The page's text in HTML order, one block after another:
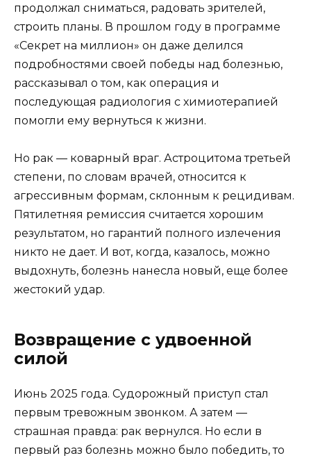
продолжал сниматься, радовать зрителей,
строить планы. В прошлом году в программе
«Секрет на миллион» он даже делился
подробностями своей победы над болезнью,
рассказывал о том, как операция и
последующая радиология с химиотерапией
помогли ему вернуться к жизни.
Но рак — коварный враг. Астроцитома третьей
степени, по словам врачей, относится к
агрессивным формам, склонным к рецидивам.
Пятилетняя ремиссия считается хорошим
результатом, но гарантий полного излечения
никто не дает. И вот, когда, казалось, можно
выдохнуть, болезнь нанесла новый, еще более
жестокий удар.
Возвращение с удвоенной
силой
Июнь 2025 года. Судорожный приступ стал
первым тревожным звонком. А затем —
страшная правда: рак вернулся. Но если в
первый раз болезнь можно было победить, то